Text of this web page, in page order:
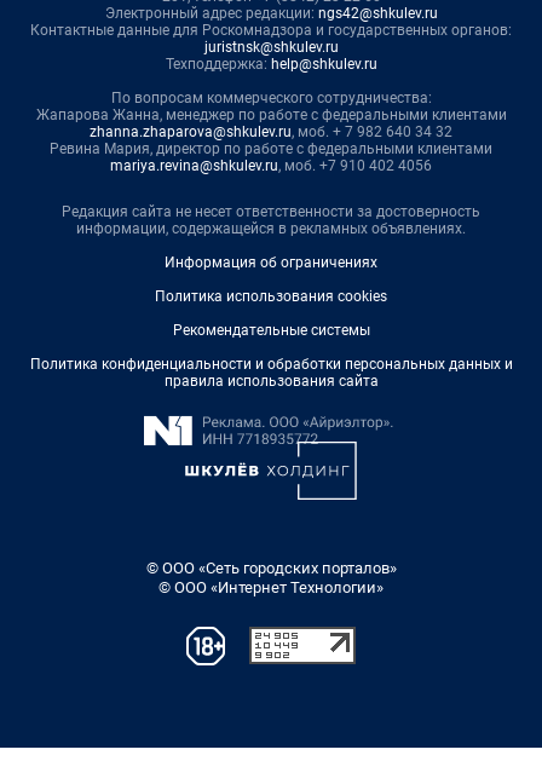
Электронный адрес редакции: ngs42@shkulev.ru
Контактные данные для Роскомнадзора и государственных органов:
juristnsk@shkulev.ru
Техподдержка: help@shkulev.ru
По вопросам коммерческого сотрудничества:
Жапарова Жанна, менеджер по работе с федеральными клиентами
zhanna.zhaparova@shkulev.ru, моб. + 7 982 640 34 32
Ревина Мария, директор по работе с федеральными клиентами
mariya.revina@shkulev.ru, моб. +7 910 402 4056
Редакция сайта не несет ответственности за достоверность
информации, содержащейся в рекламных объявлениях.
Информация об ограничениях
Политика использования cookies
Рекомендательные системы
Политика конфиденциальности и обработки персональных данных и
правила использования сайта
© ООО «Сеть городских порталов»
© ООО «Интернет Технологии»